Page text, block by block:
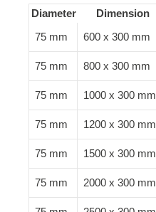
Diameter Dimension
75 mm 600 x 300 mm
75 mm 800 x 300 mm
75 mm 1000 x 300 mm
75 mm 1200 x 300 mm
75 mm 1500 x 300 mm
75 mm 2000 x 300 mm